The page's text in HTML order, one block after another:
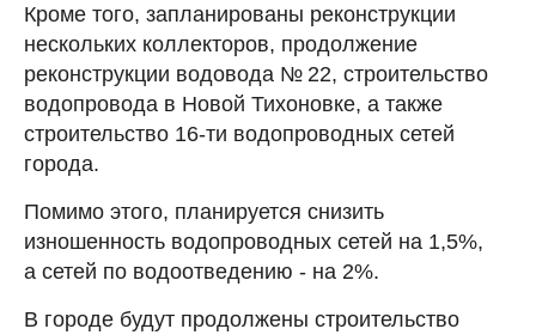
Кроме того, запланированы реконструкции
нескольких коллекторов, продолжение
реконструкции водовода № 22, строительство
водопровода в Новой Тихоновке, а также
строительство 16-ти водопроводных сетей
города.
Помимо этого, планируется снизить
изношенность водопроводных сетей на 1,5%,
а сетей по водоотведению - на 2%.
В городе будут продолжены строительство